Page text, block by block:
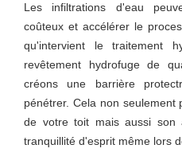
Les infiltrations d'eau
coûteux et accélérer le
qu'intervient le traitement
revêtement hydrofuge de
créons une barrière
pénétrer. Cela non seulement
de votre toit mais aussi son
tranquillité d'esprit même lors